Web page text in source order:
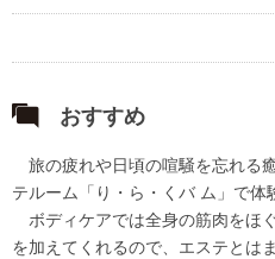
おすすめ
旅の疲れや日頃の喧騒を忘れる
テルーム「り・ら・くバ ム」で体
ボディケアでは全身の筋肉をほ
を加えてくれるので、エステとは